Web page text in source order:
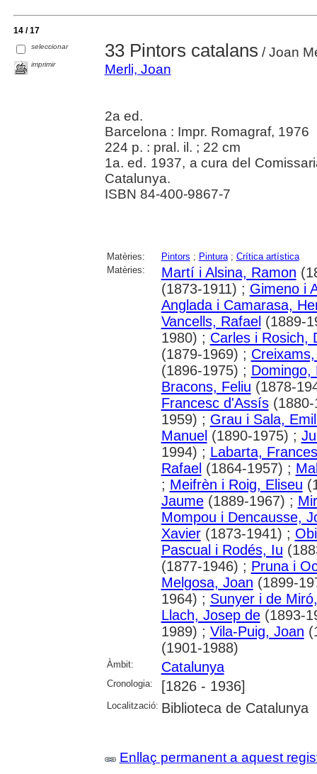
14 / 17
seleccionar
imprimir
33 Pintors catalans / Joan
Merli, Joan
2a ed.
Barcelona : Impr. Romagraf, 1976
224 p. : pral. il. ; 22 cm
1a. ed. 1937, a cura del
Catalunya.
ISBN 84-400-9867-7
Matèries: Pintors ; Pintura; Crítica artística
Matèries:
Martí i Alsina, Ramon
(1873-1911) ; Gimeno i
Anglada i Camarasa,
Vancells, Rafael(1889-
1980) ; Carles i Rosich,
(1879-1969) ;
(1896-1975) ; Domingo,
Bracons, Feliu (1878-
Francesc d'Assís
1959) ; Grau i Sala,
Manuel(1890-1975) ;
1994) ; Labarta,
Rafael(1864-1957) ;
; Meifrèn i Roig, Eliseu
Jaume(1889-1967) ;
Mompou i Dencausse,
Xavier(1873-1941) ;
Pascual i Rodés, Iu
(1877-1946) ; Pruna i
Melgosa, Joan (1899-
1964) ; Sunyer i de
Llach, Josep de(1893-
1989) ; Vila-Puig, Joan
(1901-1988)
Àmbit: Catalunya
Cronologia: [1826 - 1936]
Localització: Biblioteca de Catalunya
Enllaç permanent a aquest